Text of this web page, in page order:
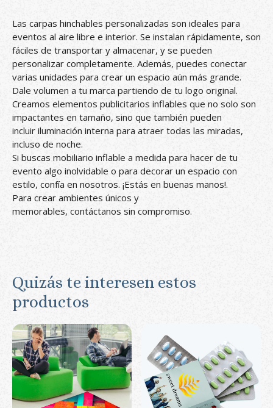
Las carpas hinchables personalizadas son ideales para
eventos al aire libre e interior. Se instalan rápidamente, son
fáciles de transportar y almacenar, y se pueden
personalizar completamente. Además, puedes conectar
varias unidades para crear un espacio aún más grande.
Dale volumen a tu marca partiendo de tu logo original.
Creamos elementos publicitarios inflables que no solo son
impactantes en tamaño, sino que también pueden
incluir iluminación interna para atraer todas las miradas,
incluso de noche.
Si buscas mobiliario inflable a medida para hacer de tu
evento algo inolvidable o para decorar un espacio con
estilo, confía en nosotros. ¡Estás en buenas manos!.
Para crear ambientes únicos y
memorables, contáctanos sin compromiso.
Quizás te interesen estos
productos